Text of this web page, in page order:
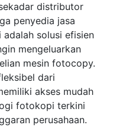
distributor
penyedia jasa
solusi efisien
mengeluarkan
mesin fotocopy.
dari
akses mudah
fotokopi terkini
perusahaan.